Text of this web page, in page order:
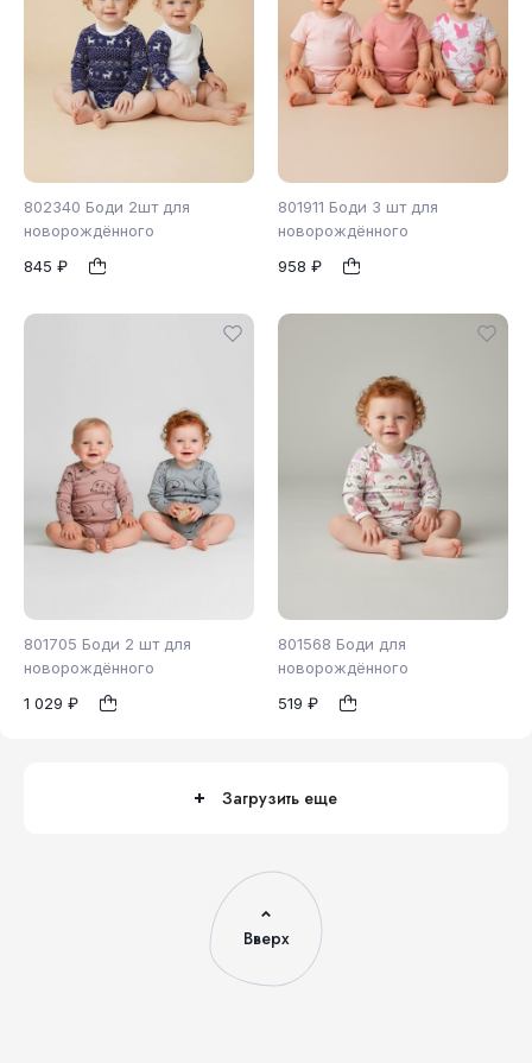
802340 Боди 2шт для
новорождённого
845 ₽
801911 Боди 3 шт для
новорождённого
958 ₽
56 62
801705 Боди 2 шт для
новорождённого
1 029 ₽
62 74
801568 Боди для
новорождённого
519 ₽
62
Загрузить еще
Вверх